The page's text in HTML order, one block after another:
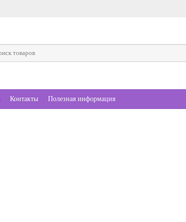
Контакты Полезная информация